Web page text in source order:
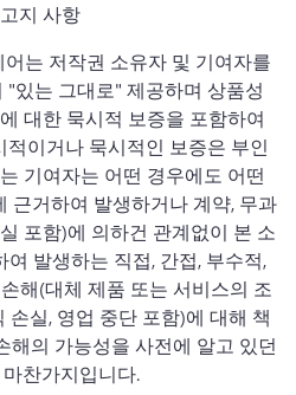
고지 사항
어는 저작권 소유자 및 기여자를
있는 그대로" 제공하며 상품성
대한 묵시적 보증을 포함하여
이거나 묵시적인 보증은 부인
기여자는 어떤 경우에도 어떤
근거하여 발생하거나 계약, 무과
포함)에 의하건 관계없이 본 소
발생하는 직접, 간접, 부수적,
해(대체 제품 또는 서비스의 조
손실, 영업 중단 포함)에 대해 책
해의 가능성을 사전에 알고 있던
찬가지입니다.